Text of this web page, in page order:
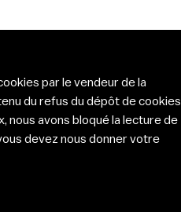
par le vendeur de la
du refus du dépôt de cookies
nous avons bloqué la lecture de
devez nous donner votre